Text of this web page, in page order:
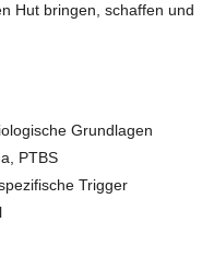
Hut bringen, schaffen und
Grundlagen
PTBS
Trigger